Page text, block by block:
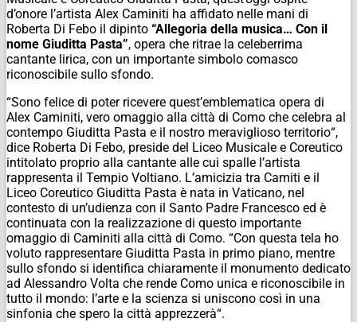
d’onore l’artista Alex Caminiti ha affidato nelle mani di
Roberta Di Febo il dipinto “Allegoria della musica… Con il
nome Giuditta Pasta”, opera che ritrae la celeberrima
cantante lirica, con un importante simbolo comasco
riconoscibile sullo sfondo.
“Sono felice di poter ricevere quest’emblematica opera di
Alex Caminiti, vero omaggio alla città di Como che celebra al
contempo Giuditta Pasta e il nostro meraviglioso territorio“,
dice Roberta Di Febo, preside del Liceo Musicale e Coreutico
intitolato proprio alla cantante alle cui spalle l’artista
rappresenta il Tempio Voltiano. L’amicizia tra Camiti e il
Liceo Coreutico Giuditta Pasta è nata in Vaticano, nel
contesto di un’udienza con il Santo Padre Francesco ed è
continuata con la realizzazione di questo importante
omaggio di Caminiti alla città di Como. “Con questa tela ho
voluto rappresentare Giuditta Pasta in primo piano, mentre
sullo sfondo si identifica chiaramente il monumento dedicato
ad Alessandro Volta che rende Como unica e riconoscibile in
tutto il mondo: l’arte e la scienza si uniscono così in una
sinfonia che spero la città apprezzerà“.